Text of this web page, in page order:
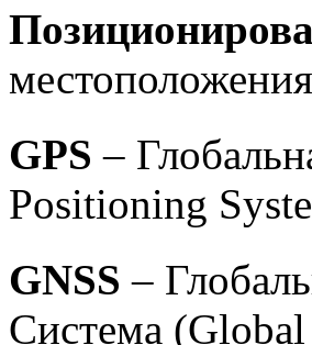
GPS –
Positioning
GNSS –
Система